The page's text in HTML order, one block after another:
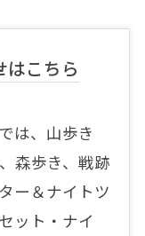
はこちら
は、山歩き
森歩き、戦跡
ー＆ナイトツ
ット・ナイ